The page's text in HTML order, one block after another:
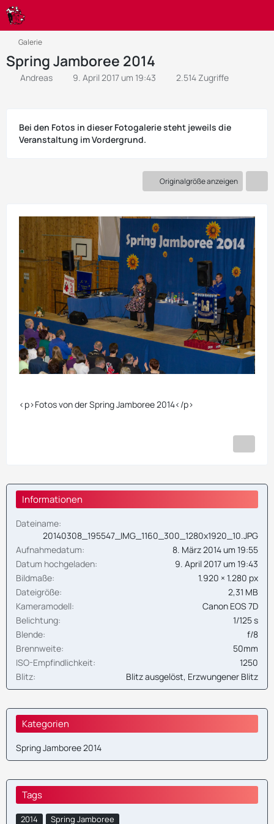
Galerie
Spring Jamboree 2014
Andreas 9. April 2017 um 19:43 2.514 Zugriffe
Bei den Fotos in dieser Fotogalerie steht jeweils die
Veranstaltung im Vordergrund.
Originalgröße anzeigen
<p>Fotos von der Spring Jamboree 2014</p>
Informationen
Dateiname
20140308_195547_IMG_1160_300_1280x1920_10.JPG
Aufnahmedatum
8. März 2014 um 19:55
Datum hochgeladen
9. April 2017 um 19:43
Bildmaße
1.920 × 1.280 px
Dateigröße
2,31 MB
Kameramodell
Canon EOS 7D
Belichtung
1/125 s
Blende
f/8
Brennweite
50mm
ISO-Empfindlichkeit
1250
Blitz
Blitz ausgelöst, Erzwungener Blitz
Kategorien
Spring Jamboree 2014
Tags
2014 Spring Jamboree